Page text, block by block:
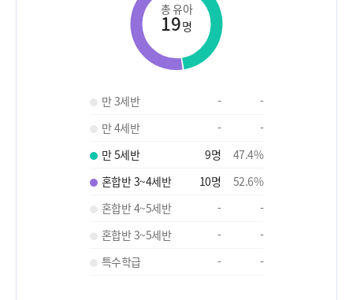
총 유아
19명
만 3세반 -
-
만 4세반
-
-
만 5세반
9명 47.4%
혼합반 3~4세반
10명 52.6%
혼합반 4~5세반
-
-
혼합반 3~5세반
-
-
특수학급
- -